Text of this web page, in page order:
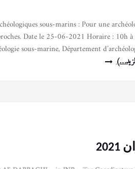
sous-marins : Pour une
Date le 25-06-2021 Horaire :
sous-marine, Département